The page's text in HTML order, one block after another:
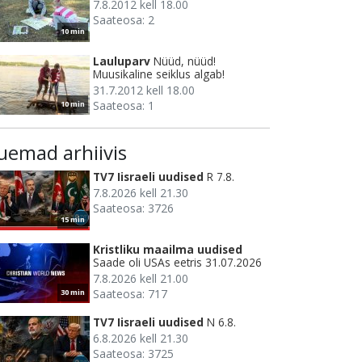
10 min
7.8.2012 kell 18.00
Saateosa: 2
10 min
Lauluparv Nüüd, nüüd!
Muusikaline seiklus algab!
31.7.2012 kell 18.00
Saateosa: 1
arhiivis
15 min
TV7 Iisraeli uudised R 7.8.
7.8.2026 kell 21.30
Saateosa: 3726
30 min
Kristliku maailma uudised
Saade oli USAs eetris 31.07.2026
7.8.2026 kell 21.00
Saateosa: 717
TV7 Iisraeli uudised N 6.8.
6.8.2026 kell 21.30
Saateosa: 3725